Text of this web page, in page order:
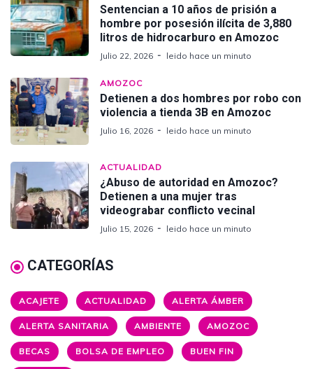
Sentencian a 10 años de prisión a
hombre por posesión ilícita de 3,880
litros de hidrocarburo en Amozoc
Julio 22, 2026 leido hace un minuto
AMOZOC
Detienen a dos hombres por robo con
violencia a tienda 3B en Amozoc
Julio 16, 2026 leido hace un minuto
ACTUALIDAD
¿Abuso de autoridad en Amozoc?
Detienen a una mujer tras
videograbar conflicto vecinal
Julio 15, 2026 leido hace un minuto
CATEGORÍAS
ACAJETE ACTUALIDAD ALERTA ÁMBER
ALERTA SANITARIA AMBIENTE AMOZOC
BECAS BOLSA DE EMPLEO BUEN FIN